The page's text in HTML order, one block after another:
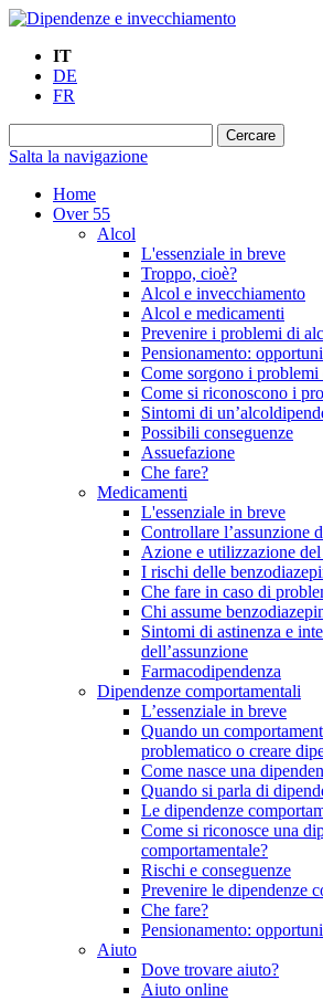
IT
DE
FR
Salta la navigazione
Home
Over 55
Alcol
L'essenziale in breve
Troppo, cioè?
Alcol e invecchiamento
Alcol e medicamenti
Prevenire i problemi di
Pensionamento:
Come sorgono i problemi
Come si riconoscono i
Sintomi di
Possibili conseguenze
Assuefazione
Che fare?
Medicamenti
L'essenziale in breve
Controllare l’assunzione
Azione e utilizzazione
I rischi delle
Che fare in caso di
Chi assume
Sintomi di astinenza e
dell’assunzione
Farmacodipendenza
Dipendenze comportamentali
L’essenziale in breve
Quando un
problematico o creare
Come nasce una
Quando si parla di
Le dipendenze
Come si riconosce una
comportamentale?
Rischi e conseguenze
Prevenire le dipendenze
Che fare?
Pensionamento:
Aiuto
Dove trovare aiuto?
Aiuto online